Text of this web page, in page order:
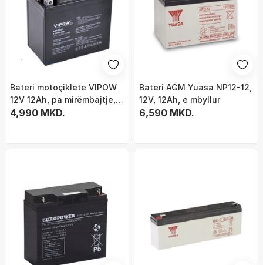
Bateri motoçiklete VIPOW
12V 12Ah, pa mirëmbajtje, e
zezë
4,990 MKD.
Bateri AGM Yuasa NP12-12,
12V, 12Ah, e mbyllur
6,590 MKD.